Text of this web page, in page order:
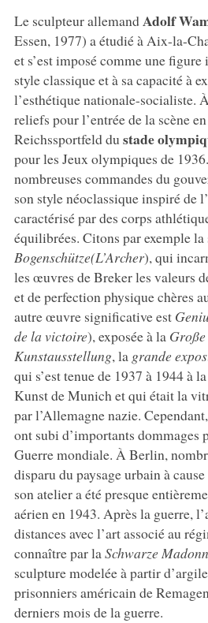
Le sculpteur allemandAdolf
Essen, 1977) a étudié à Aix-la-
et s’est imposé comme une
style classique et à sa capacité à
l’esthétique nationale-socialiste.
reliefs pour l’entrée de la scène
Reichssportfeld dustade
pour les Jeux olympiques de
nombreuses commandes du
son style néoclassique inspiré de
caractérisé par des corps
équilibrées. Citons par exemple
Bogenschütze(L’Archer), qui
les œuvres de Breker les valeurs
et de perfection physique chères
autre œuvre significative est
de la victoire), exposée à la
Kunstausstellung, la grande
qui s’est tenue de 1937 à 1944 à
Kunst de Munich et qui était la
par l’Allemagne nazie.
ont subi d’importants dommages
Guerre mondiale. À Berlin,
disparu du paysage urbain à
son atelier a été presque
aérien en 1943. Après la guerre,
distances avec l’art associé au
connaître par laSchwarze
sculpture modelée à partir
prisonniers américain de
derniers mois de la guerre.